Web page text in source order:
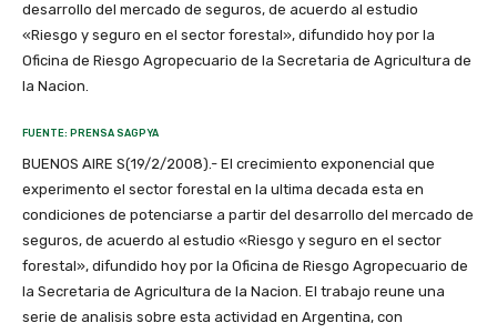
desarrollo del mercado de seguros, de acuerdo al estudio
«Riesgo y seguro en el sector forestal», difundido hoy por la
Oficina de Riesgo Agropecuario de la Secretaria de Agricultura de
la Nacion.
FUENTE: PRENSA SAGPYA
BUENOS AIRE S(19/2/2008).- El crecimiento exponencial que
experimento el sector forestal en la ultima decada esta en
condiciones de potenciarse a partir del desarrollo del mercado de
seguros, de acuerdo al estudio «Riesgo y seguro en el sector
forestal», difundido hoy por la Oficina de Riesgo Agropecuario de
la Secretaria de Agricultura de la Nacion. El trabajo reune una
serie de analisis sobre esta actividad en Argentina, con